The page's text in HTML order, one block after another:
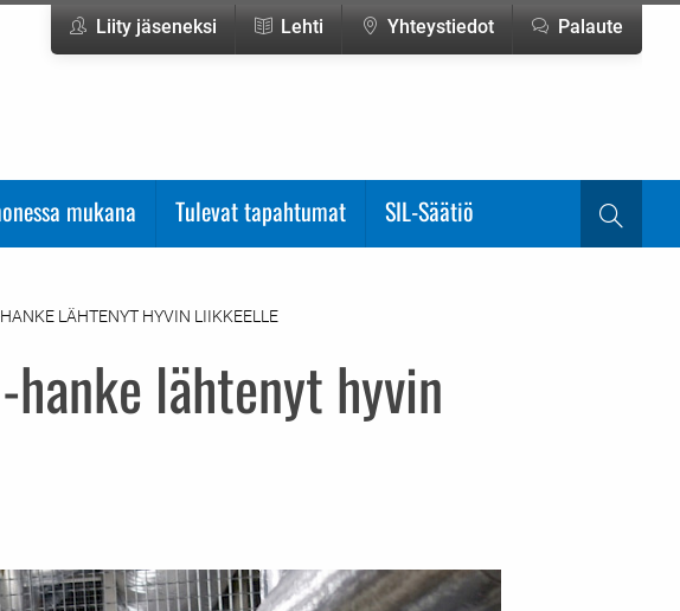
Liity jäseneksi Lehti Yhteystiedot
Palaute
mukana Tulevat tapahtumat SIL-Säätiö Haku
LÄHTENYT HYVIN LIIKKEELLE
lähtenyt hyvin